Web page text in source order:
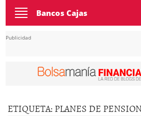
Toggle
navigation
Bancos Cajas
Publicidad
ETIQUETA: PLANES DE